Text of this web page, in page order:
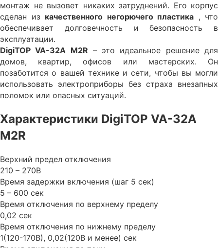
монтаж не вызовет никаких затруднений. Его корпус
сделан из качественного негорючего пластика , что
обеспечивает долговечность и безопасность в
эксплуатации.
DigiTOP VA-32A M2R – это идеальное решение для
домов, квартир, офисов или мастерских. Он
позаботится о вашей технике и сети, чтобы вы могли
использовать электроприборы без страха внезапных
поломок или опасных ситуаций.
Характеристики DigiTOP VA-32A
M2R
Верхний предел отключения
210 – 270В
Время задержки включения (шаг 5 сек)
5 – 600 сек
Время отключения по верхнему пределу
0,02 сек
Время отключения по нижнему пределу
1(120-170В), 0,02(120В и менее) сек